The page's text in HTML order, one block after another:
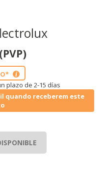
(PVP)
i
plazo de 2-15 días
quando receberem este